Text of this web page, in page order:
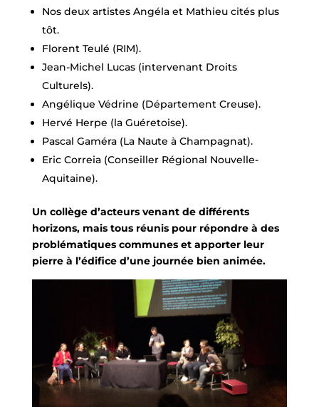
Nos deux artistes Angéla et Mathieu cités plus
tôt.
Florent Teulé (RIM).
Jean-Michel Lucas (intervenant Droits
Culturels).
Angélique Védrine (Département Creuse).
Hervé Herpe (la Guéretoise).
Pascal Gaméra (La Naute à Champagnat).
Eric Correia (Conseiller Régional Nouvelle-
Aquitaine).
Un collège d’acteurs venant de différents
horizons, mais tous réunis pour répondre à des
problématiques communes et apporter leur
pierre à l’édifice d’une journée bien animée.